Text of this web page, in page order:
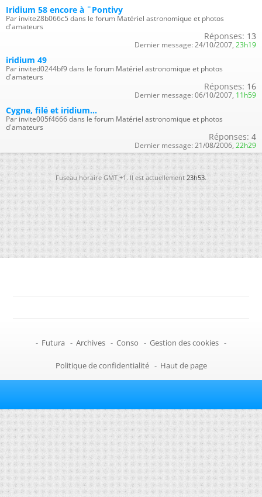
Iridium 58 encore à ¨Pontivy
Par invite28b066c5 dans le forum Matériel astronomique et photos
d'amateurs
Réponses: 13
Dernier message: 24/10/2007, 23h19
iridium 49
Par invited0244bf9 dans le forum Matériel astronomique et photos
d'amateurs
Réponses: 16
Dernier message: 06/10/2007, 11h59
Cygne, filé et iridium...
Par invite005f4666 dans le forum Matériel astronomique et photos
d'amateurs
Réponses: 4
Dernier message: 21/08/2006, 22h29
Fuseau horaire GMT +1. Il est actuellement23h53.
- Futura - Archives - Conso - Gestion des cookies -
Politique de confidentialité - Haut de page